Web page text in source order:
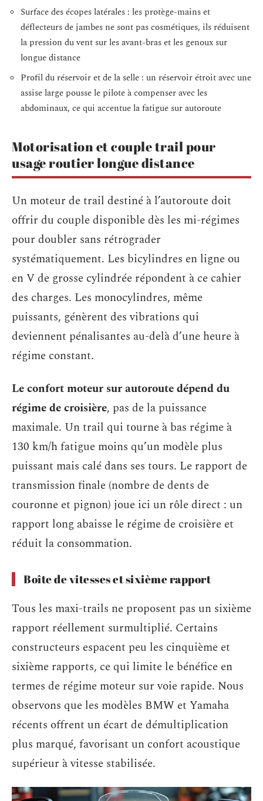
Surface des écopes latérales : les protège-mains et
déflecteurs de jambes ne sont pas cosmétiques, ils réduisent
la pression du vent sur les avant-bras et les genoux sur
longue distance
Profil du réservoir et de la selle : un réservoir étroit avec une
assise large pousse le pilote à compenser avec les
abdominaux, ce qui accentue la fatigue sur autoroute
Motorisation et couple trail pour
usage routier longue distance
Un moteur de trail destiné à l’autoroute doit
offrir du couple disponible dès les mi-régimes
pour doubler sans rétrograder
systématiquement. Les bicylindres en ligne ou
en V de grosse cylindrée répondent à ce cahier
des charges. Les monocylindres, même
puissants, génèrent des vibrations qui
deviennent pénalisantes au-delà d’une heure à
régime constant.
Le confort moteur sur autoroute dépend du
régime de croisière, pas de la puissance
maximale. Un trail qui tourne à bas régime à
130 km/h fatigue moins qu’un modèle plus
puissant mais calé dans ses tours. Le rapport de
transmission finale (nombre de dents de
couronne et pignon) joue ici un rôle direct : un
rapport long abaisse le régime de croisière et
réduit la consommation.
Boîte de vitesses et sixième rapport
Tous les maxi-trails ne proposent pas un sixième
rapport réellement surmultiplié. Certains
constructeurs espacent peu les cinquième et
sixième rapports, ce qui limite le bénéfice en
termes de régime moteur sur voie rapide. Nous
observons que les modèles BMW et Yamaha
récents offrent un écart de démultiplication
plus marqué, favorisant un confort acoustique
supérieur à vitesse stabilisée.